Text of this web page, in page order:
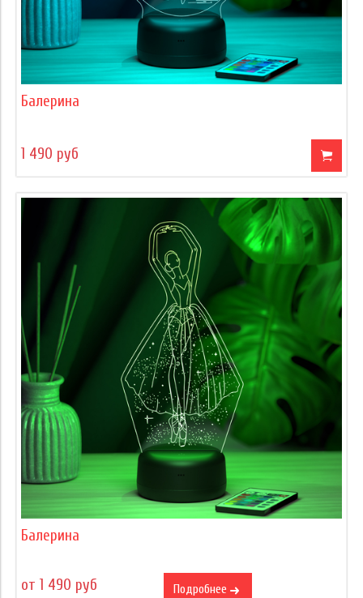
Балерина
1 490 руб
Балерина
от 1 490 руб Подробнее